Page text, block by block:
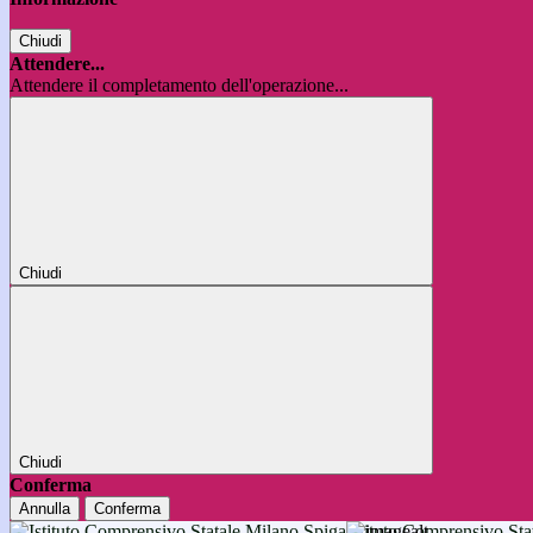
Chiudi
Attendere...
Attendere il completamento dell'operazione...
Chiudi
Chiudi
Conferma
Annulla Conferma